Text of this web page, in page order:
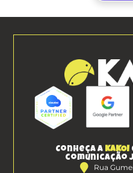
Conheça a KAKOI
comunicação
Rua